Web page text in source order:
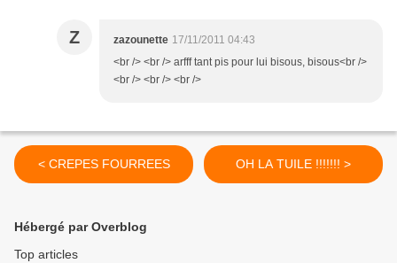
Z zazounette 17/11/2011 04:43
<br /> <br /> arfff tant pis pour lui bisous, bisous<br />
<br /> <br /> <br />
< CREPES FOURREES OH LA TUILE !!!!!!! >
Hébergé par Overblog
Top articles